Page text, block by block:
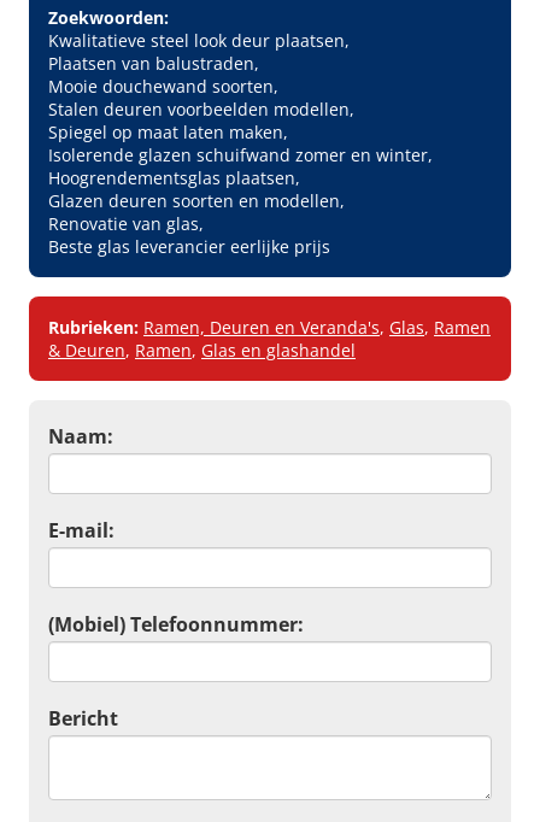
Zoekwoorden:
Kwalitatieve steel look deur plaatsen
Plaatsen van balustraden
Mooie douchewand soorten
Stalen deuren voorbeelden modellen
Spiegel op maat laten maken
Isolerende glazen schuifwand zomer en winter
Hoogrendementsglas plaatsen
Glazen deuren soorten en modellen
Renovatie van glas
Beste glas leverancier eerlijke prijs
Rubrieken: Ramen, Deuren en Veranda's, Glas, Ramen
& Deuren, Ramen, Glas en glashandel
Naam:
E-mail:
(Mobiel) Telefoonnummer:
Bericht